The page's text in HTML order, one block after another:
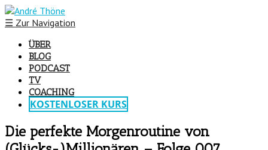
☰ Zur Navigation
ÜBER
BLOG
PODCAST
TV
COACHING
KOSTENLOSER KURS
Die perfekte Morgenroutine von